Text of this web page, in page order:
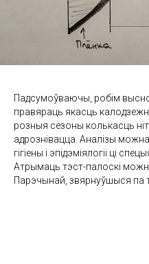
Падсумоўваючы, робім
правяраць якасць
розныя сезоны колькасць
адрознівацца. Аналізы
гігіены і эпідэміялогіі ці
Атрымаць тэст-палоскі
Парэчынай, звярнуўшыся па